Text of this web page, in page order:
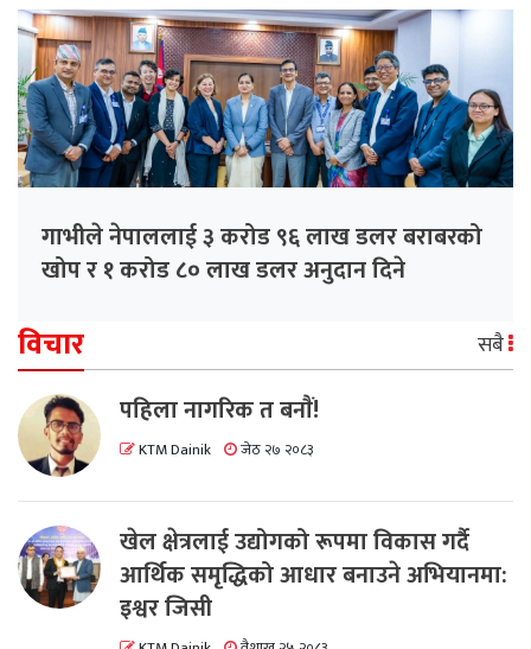
गाभीले नेपाललाई ३ करोड ९६ लाख डलर बराबरको
खोप र १ करोड ८० लाख डलर अनुदान दिने
विचार सबै
पहिला नागरिक त बनाैं!
KTM Dainik जेठ २७ २०८३
खेल क्षेत्रलाई उद्योगको रूपमा विकास गर्दै
आर्थिक समृद्धिको आधार बनाउने अभियानमा:
इश्वर जिसी